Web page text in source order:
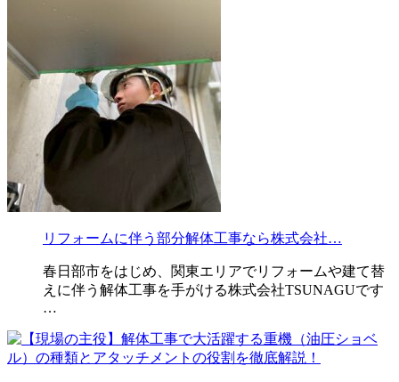
リフォームに伴う部分解体工事なら株式会社…
春日部市をはじめ、関東エリアでリフォームや建て替
えに伴う解体工事を手がける株式会社TSUNAGUです
…